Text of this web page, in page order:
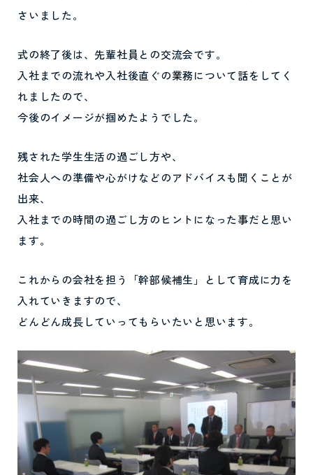
さいました。
式の終了後は、先輩社員との交流会です。
入社までの流れや入社後直ぐの業務について話をしてく
れましたので、
今後のイメージが掴めたようでした。
残された学生生活の過ごし方や、
社会人への準備や心がけなどのアドバイスも聞くことが
出来、
入社までの時間の過ごし方のヒントになった事だと思い
ます。
これからの会社を担う「幹部候補生」として育成に力を
入れていきますので、
どんどん成長していってもらいたいと思います。